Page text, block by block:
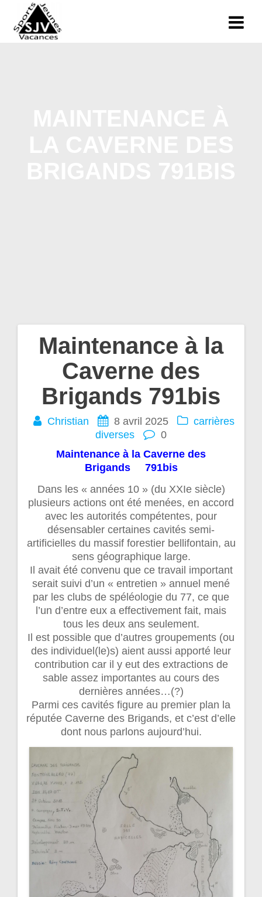
Maintenance à la
Caverne des
Brigands 791bis
Christian 8 avril 2025
carrières
diverses
0
Maintenance à la Caverne des
Brigands 791bis
Dans les « années 10 » (du XXIe siècle)
plusieurs actions ont été menées, en accord
avec les autorités compétentes, pour
désensabler certaines cavités semi-
artificielles du massif forestier bellifontain, au
sens géographique large.
Il avait été convenu que ce travail important
serait suivi d’un « entretien » annuel mené
par les clubs de spéléologie du 77, ce que
l’un d’entre eux a effectivement fait, mais
tous les deux ans seulement.
Il est possible que d’autres groupements (ou
des individuel(le)s) aient aussi apporté leur
contribution car il y eut des extractions de
sable assez importantes au cours des
dernières années…(?)
Parmi ces cavités figure au premier plan la
réputée Caverne des Brigands, et c’est d’elle
dont nous parlons aujourd’hui.
Navigation
l’article